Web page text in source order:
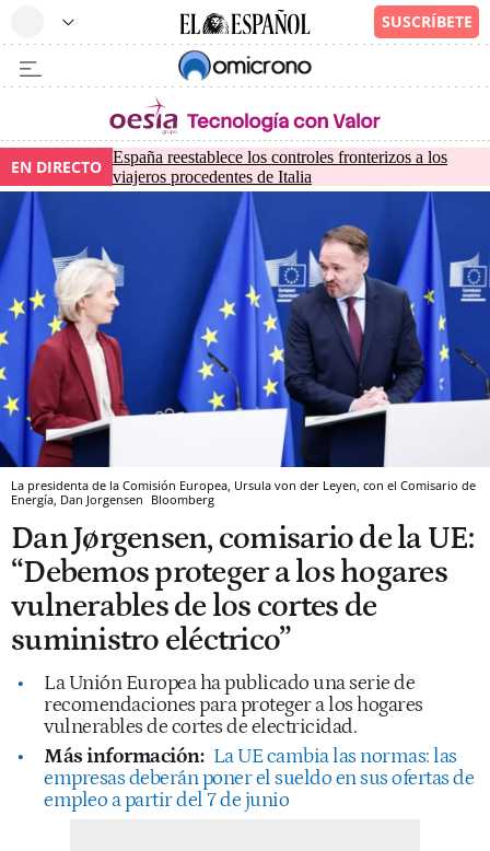
EN DIRECTO España reestablece los controles fronterizos a los
viajeros procedentes de Italia
La presidenta de la Comisión Europea, Ursula von der Leyen, con el Comisario de
Energía, Dan Jorgensen Bloomberg
Dan Jørgensen, comisario de la UE:
“Debemos proteger a los hogares
vulnerables de los cortes de
suministro eléctrico”
La Unión Europea ha publicado una serie de
recomendaciones para proteger a los hogares
vulnerables de cortes de electricidad.
Más información: La UE cambia las normas: las
empresas deberán poner el sueldo en sus ofertas de
empleo a partir del 7 de junio